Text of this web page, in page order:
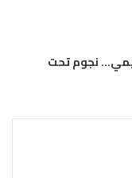
نجوم تحت